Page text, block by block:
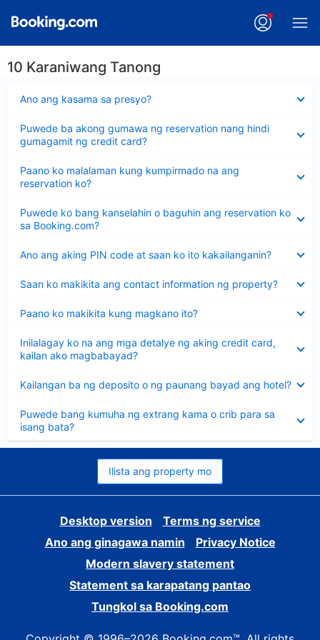
10 Karaniwang Tanong
Ano ang kasama sa presyo?
ang
Puwede ba akong gumawa ng reservation nang hindi
gumagamit ng credit card?
ang
sagot
Paano ko malalaman kung kumpirmado na ang
reservation ko?
ang
sagot
Puwede ko bang kanselahin o baguhin ang reservation ko
sa Booking.com?
ang
sagot
Ano ang aking PIN code at saan ko ito kakailanganin?
ang
Saan ko makikita ang contact information ng property?
ang
Paano ko makikita kung magkano ito?
ang
Inilalagay ko na ang mga detalye ng aking credit card,
kailan ako magbabayad?
ang
sagot
Kailangan ba ng deposito o ng paunang bayad ang hotel?
ang
Puwede bang kumuha ng extrang kama o crib para sa
isang bata?
ang
sagot
Ilista ang property mo
Desktop version
Terms ng service
Ano ang ginagawa namin
Privacy Notice
Modern slavery statement
Statement sa karapatang pantao
Tungkol sa Booking.com